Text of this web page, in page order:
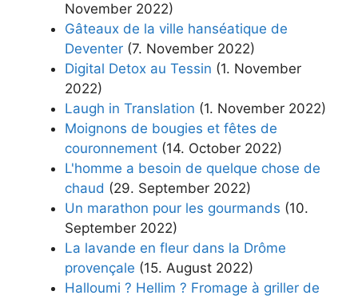
November 2022)
Gâteaux de la ville hanséatique de
Deventer (7. November 2022)
Digital Detox au Tessin (1. November
2022)
Laugh in Translation (1. November 2022)
Moignons de bougies et fêtes de
couronnement (14. October 2022)
L'homme a besoin de quelque chose de
chaud (29. September 2022)
Un marathon pour les gourmands (10.
September 2022)
La lavande en fleur dans la Drôme
provençale (15. August 2022)
Halloumi ? Hellim ? Fromage à griller de